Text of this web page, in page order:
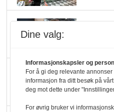
KI
Dine valg:
Informasjonskapsler og
For å gi deg relevante
informasjon fra ditt besøk på
deg mot dette under
For øvrig bruker vi